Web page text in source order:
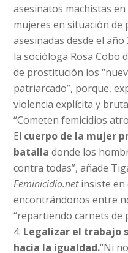
asesinatos machistas
mujeres en situación
asesinadas desde el
la socióloga Rosa Cobo
de prostitución los
patriarcado”, porque,
violencia explícita y
“Cometen femicidios
El cuerpo de la mujer
batalladonde los
contra todas”, añade
Feminicidio.netinsiste en
encontrándonos entre
“repartiendo carnets de
Legalizar el trabajo
hacia la igualdad.“Ni